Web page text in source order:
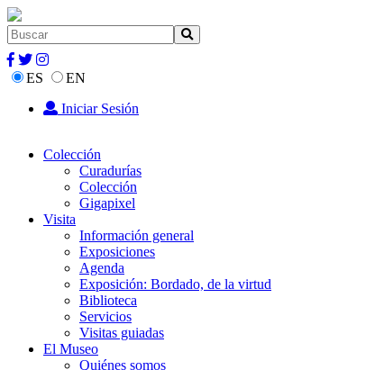
ES
EN
Iniciar Sesión
Colección
Curadurías
Colección
Gigapixel
Visita
Información general
Exposiciones
Agenda
Exposición: Bordado, de la virtud
Biblioteca
Servicios
Visitas guiadas
El Museo
Quiénes somos